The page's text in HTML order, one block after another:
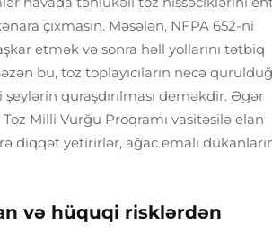
çıxmasın. Məsələn, NFPA 652-ni
etmək və sonra həll yollarını tətbiq
bu, toz toplayıcıların necə
quraşdırılması deməkdir. Əgər
Milli Vurğu Proqramı vasitəsilə elan
yetirirlər, ağac emalı
və hüquqi risklərdən